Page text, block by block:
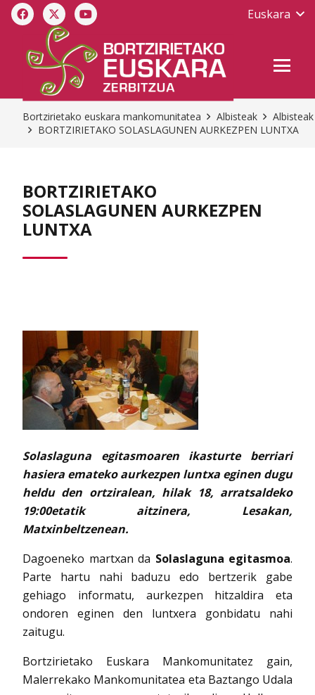
Euskara
Bortzirietako euskara mankomunitatea Albisteak
Albisteak
BORTZIRIETAKO SOLASLAGUNEN AURKEZPEN LUNTXA
BORTZIRIETAKO
SOLASLAGUNEN AURKEZPEN
LUNTXA
Solaslaguna egitasmoaren ikasturte berriari
hasiera emateko aurkezpen luntxa eginen dugu
heldu den ortziralean, hilak 18, arratsaldeko
19:00etatik aitzinera, Lesakan,
Matxinbeltzenean.
Dagoeneko martxan da Solaslaguna egitasmoa.
Parte hartu nahi baduzu edo bertzerik gabe
gehiago informatu, aurkezpen hitzaldira eta
ondoren eginen den luntxera gonbidatu nahi
zaitugu.
Bortzirietako Euskara Mankomunitatez gain,
Malerrekako Mankomunitatea eta Baztango Udala